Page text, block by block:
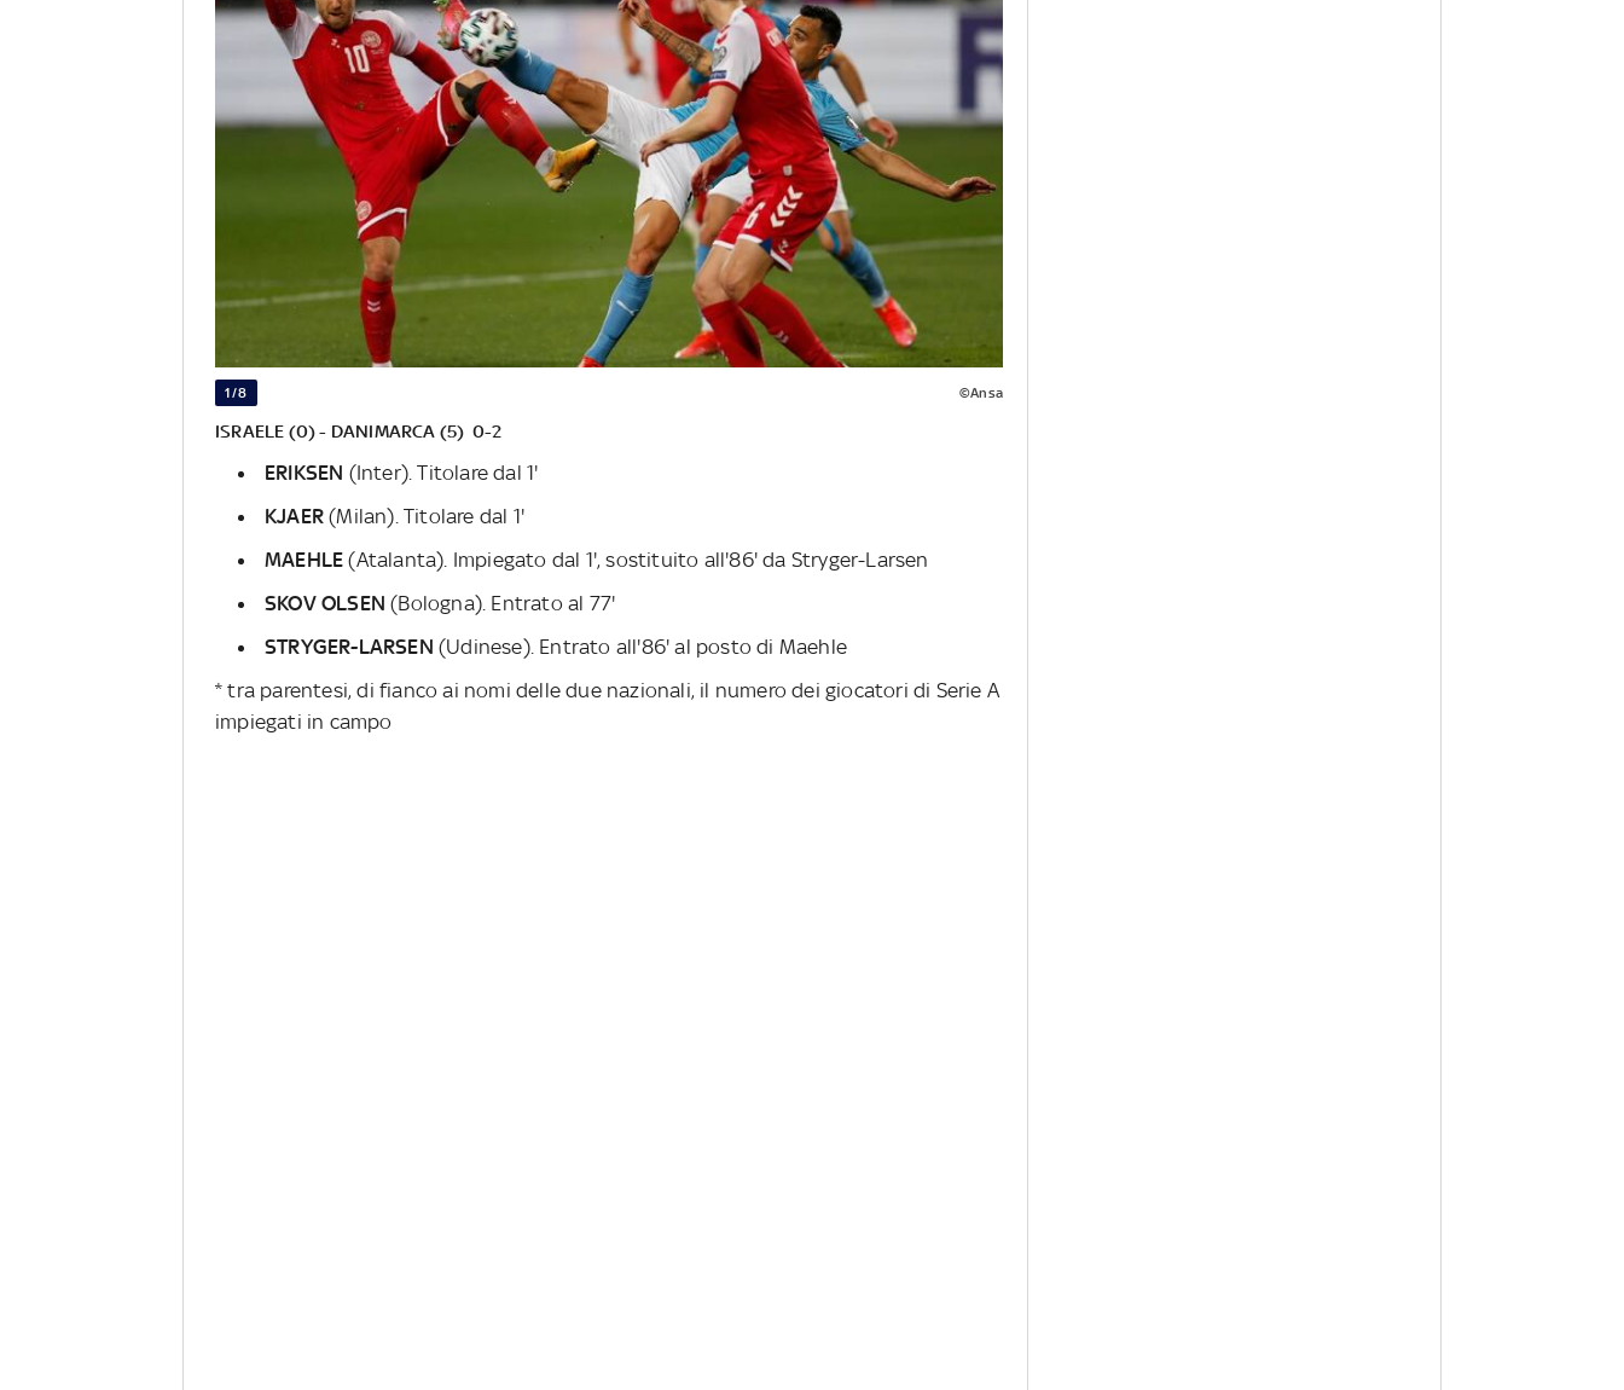
1/8 ©Ansa
ISRAELE (0) - DANIMARCA (5) 0-2
ERIKSEN (Inter). Titolare dal 1'
KJAER (Milan). Titolare dal 1'
MAEHLE(Atalanta). Impiegato dal 1', sostituito all'86' da Stryger-Larsen
SKOV OLSEN (Bologna). Entrato al 77'
STRYGER-LARSEN (Udinese). Entrato all'86' al posto di Maehle
* tra parentesi, di fianco ai nomi delle due nazionali, il numero dei giocatori di Serie A
impiegati in campo